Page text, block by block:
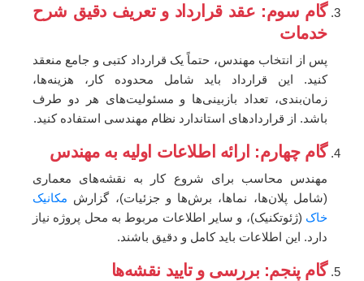
گام سوم: عقد قرارداد و تعریف دقیق شرح
خدمات
پس از انتخاب مهندس، حتماً یک قرارداد کتبی و جامع منعقد
کنید. این قرارداد باید شامل محدوده کار، هزینه‌ها،
زمان‌بندی، تعداد بازبینی‌ها و مسئولیت‌های هر دو طرف
باشد. از قراردادهای استاندارد نظام مهندسی استفاده کنید.
گام چهارم: ارائه اطلاعات اولیه به مهندس
مهندس محاسب برای شروع کار به نقشه‌های معماری
(شامل پلان‌ها، نماها، برش‌ها و جزئیات)، گزارش مکانیک
خاک (ژئوتکنیک)، و سایر اطلاعات مربوط به محل پروژه نیاز
دارد. این اطلاعات باید کامل و دقیق باشند.
گام پنجم: بررسی و تایید نقشه‌ها